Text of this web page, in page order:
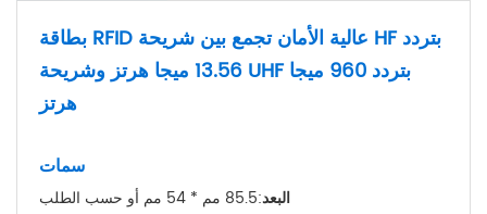
بطاقة RFID عالية الأمان تجمع بين شريحة HF بتردد
13.56 ميجا هرتز وشريحة UHF بتردد 960 ميجا
هرتز
سمات
البعد:85.5 مم * 54 مم أو حسب الطلب